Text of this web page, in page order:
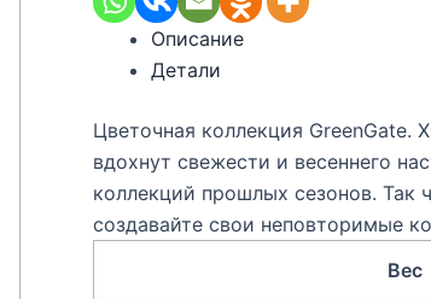
Описание
Детали
Цветочная коллекция GreenGate.
вдохнут свежести и весеннего
коллекций прошлых сезонов. Так
создавайте свои неповторимые
Вес